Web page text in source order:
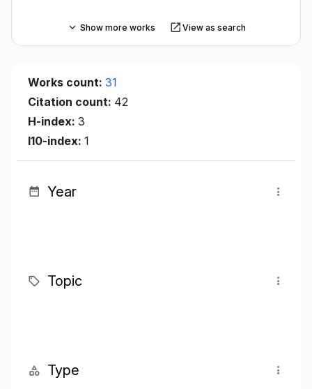
Show more works View as search
Works count: 31
Citation count: 42
H-index: 3
I10-index: 1
Year
Topic
Type